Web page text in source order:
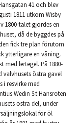
41 och blev
1811 utkom Wisby
1800-talet gjordes en
då de byggdes på
fick tre plan förutom
ytterligare en våning.
med lertegel. På 1880-
östra gavel
i resvirke med
Wedin S.t Hansroten
östra del, under
för öl